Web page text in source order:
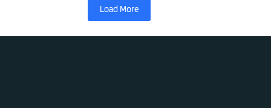
Load More